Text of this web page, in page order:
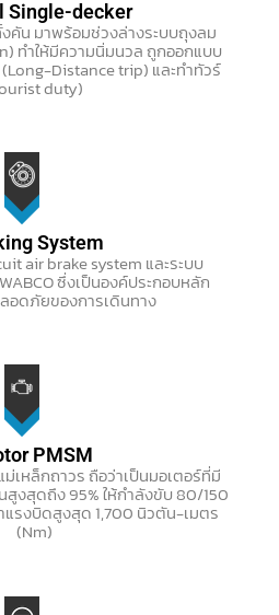
Single-decker
คัน มาพร้อมช่วงล่างระบบถุงลม
ทำให้มีความนิ่มนวล ถูกออกแบบ
(Long-Distance trip) และทำทัวร์
duty)
System
air brake system และระบบ
ซึ่งเป็นองค์ประกอบหลัก
อดภัยของการเดินทาง
PMSM
เหล็กถาวร ถือว่าเป็นมอเตอร์ที่มี
สูงสุดถึง 95% ให้กำลังขับ 80/150
แรงบิดสูงสุด 1,700 นิวตัน-เมตร
(Nm)